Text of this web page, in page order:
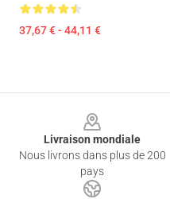
37,67 € - 44,11 €
Livraison mondiale
Nous livrons dans plus de 200
pays